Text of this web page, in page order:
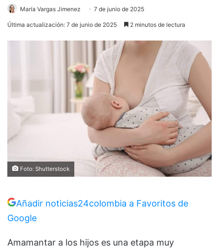
María Vargas Jimenez 7 de junio de 2025
Última actualización: 7 de junio de 2025 2 minutos de lectura
Foto: Shutterstock
Añadir noticias24colombia a Favoritos de
Google
Amamantar a los hijos es una etapa muy